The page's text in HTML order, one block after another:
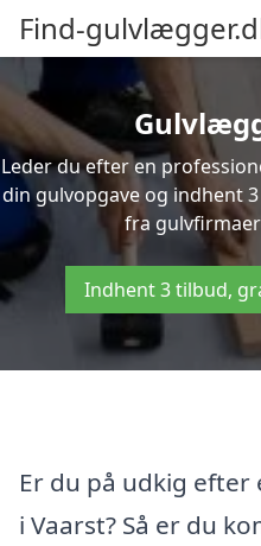
Find-
Leder du efter en
din gulvopgave og indhent
fra
Indhent 3 tilbud,
Er du på udkig
i Vaarst? Så er du